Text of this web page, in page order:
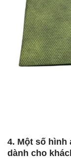
4. Một số hình
dành cho